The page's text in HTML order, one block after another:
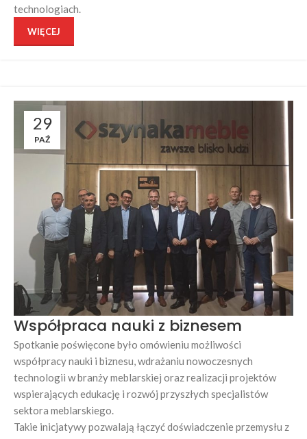
technologiach.
WIĘCEJ
29
PAŹ
Współpraca nauki z biznesem
Spotkanie poświęcone było omówieniu możliwości
współpracy nauki i biznesu, wdrażaniu nowoczesnych
technologii w branży meblarskiej oraz realizacji projektów
wspierających edukację i rozwój przyszłych specjalistów
sektora meblarskiego.
Takie inicjatywy pozwalają łączyć doświadczenie przemysłu z